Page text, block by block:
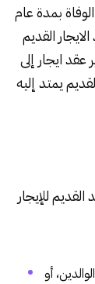
بمدة عام
القديم
عقد ايجار إلى
يمتد إليه
القديمللإيجار
أو